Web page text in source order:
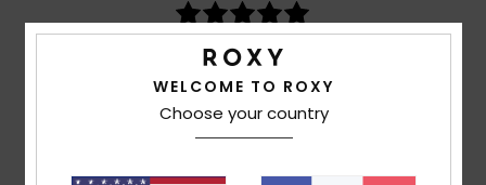
3 avis vérifiés
100% de nos clients recommandent ce produit
Rapport qualité / prix
WELCOME TO ROXY
Choose your country